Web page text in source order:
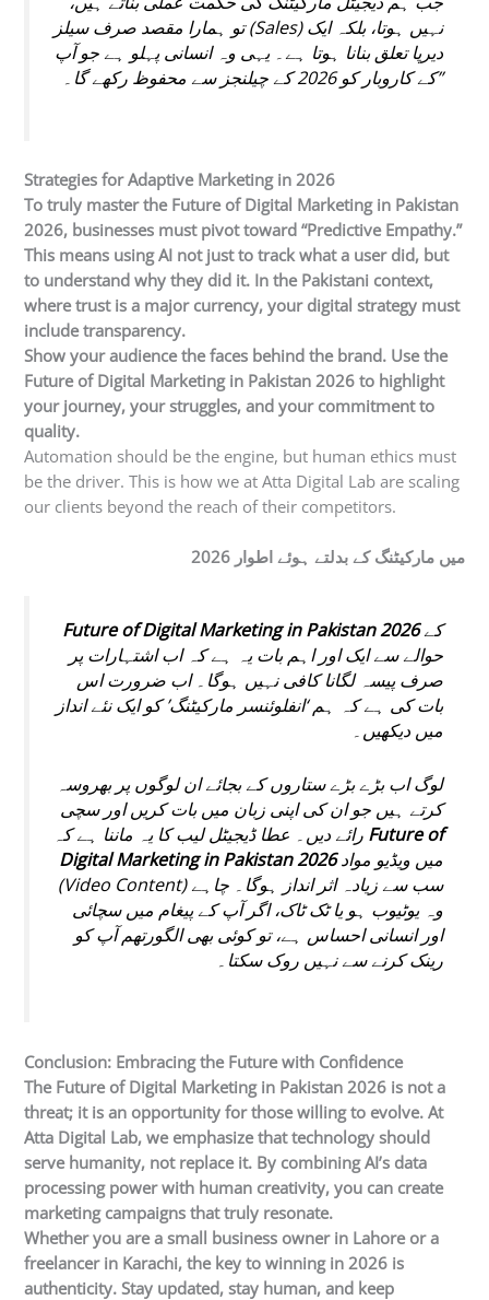
تو ہمارا مقصد صرف سیلز (Sales) نہیں ہوتا، بلکہ ایک
دیرپا تعلق بنانا ہوتا ہے۔ یہی وہ انسانی پہلو ہے جو آپ
کے کاروبار کو 2026 کے چیلنجز سے محفوظ رکھے گا۔”
Strategies for Adaptive Marketing in 2026
To truly master the Future of Digital Marketing in Pakistan
2026, businesses must pivot toward “Predictive Empathy.”
This means using AI not just to track what a user did, but
to understand why they did it. In the Pakistani context,
where trust is a major currency, your digital strategy must
include transparency.
Show your audience the faces behind the brand. Use the
Future of Digital Marketing in Pakistan 2026 to highlight
your journey, your struggles, and your commitment to
quality.
Automation should be the engine, but human ethics must
be the driver. This is how we at Atta Digital Lab are scaling
our clients beyond the reach of their competitors.
2026 میں مارکیٹنگ کے بدلتے ہوئے اطوار
Future of Digital Marketing in Pakistan 2026کے
حوالے سے ایک اور اہم بات یہ ہے کہ اب اشتہارات پر
صرف پیسہ لگانا کافی نہیں ہوگا۔ اب ضرورت اس
بات کی ہے کہ ہم ‘انفلوئنسر مارکیٹنگ’ کو ایک نئے انداز
میں دیکھیں۔
لوگ اب بڑے بڑے ستاروں کے بجائے ان لوگوں پر بھروسہ
کرتے ہیں جو ان کی اپنی زبان میں بات کریں اور سچی
رائے دیں۔ عطا ڈیجیٹل لیب کا یہ ماننا ہے کہ Future of
Digital Marketing in Pakistan 2026میں ویڈیو مواد
(Video Content) سب سے زیادہ اثر انداز ہوگا۔ چاہے
وہ یوٹیوب ہو یا ٹک ٹاک، اگر آپ کے پیغام میں سچائی
اور انسانی احساس ہے، تو کوئی بھی الگورتھم آپ کو
رینک کرنے سے نہیں روک سکتا۔
Conclusion: Embracing the Future with Confidence
The Future of Digital Marketing in Pakistan 2026 is not a
threat; it is an opportunity for those willing to evolve. At
Atta Digital Lab, we emphasize that technology should
serve humanity, not replace it. By combining AI’s data
processing power with human creativity, you can create
marketing campaigns that truly resonate.
Whether you are a small business owner in Lahore or a
freelancer in Karachi, the key to winning in 2026 is
authenticity. Stay updated, stay human, and keep